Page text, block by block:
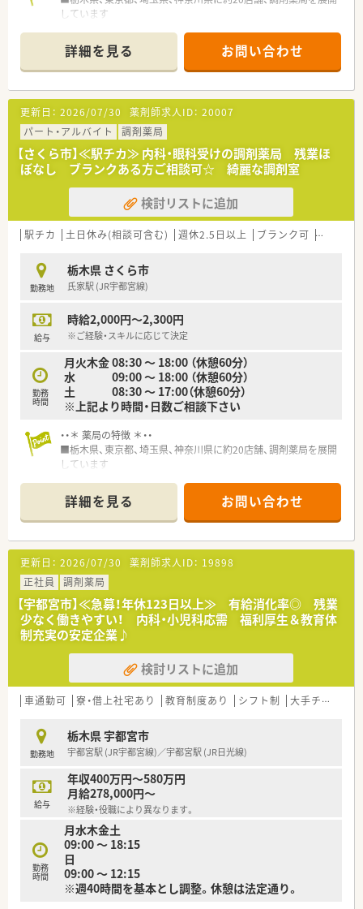
しています
ー、グループホーム、
居宅介護支援センター、福祉用具貸与等の事業も運営していま
す。
詳細を見る お問い合わせ
更新日： 2026/07/30 薬剤師求人ID： 20007
パート・アルバイト
調剤薬局
【さくら市】≪駅チカ≫ 内科・眼科受けの調剤薬局 残業ほ
ぼなし ブランクある方ご相談可☆ 綺麗な調剤室
検討リストに追加
駅チカ 土日休み(相談可含む) 週休2.5日以上 ブランク可 残業な
勤務地
栃木県 さくら市
氏家駅 (JR宇都宮線)
給与
時給2,000円～2,300円
※ご経験・スキルに応じて決定
勤務
時間
月火木金 08:30 ～ 18:00 （休憩60分）
水 09:00 ～ 18:00 （休憩60分）
土 08:30 ～ 17:00（休憩60分）
※上記より時間・日数ご相談下さい
・・＊ 薬局の特徴 ＊・・
■栃木県、東京都、埼玉県、神奈川県に約20店舗、調剤薬局を展開
しています
ー、グループホーム、
居宅介護支援センター、福祉用具貸与等の事業も運営していま
す
■会社独自の教育システムも用意されていて、ご経験をさらにブ
ラッシュアップできます
詳細を見る お問い合わせ
更新日： 2026/07/30 薬剤師求人ID： 19898
正社員
調剤薬局
【宇都宮市】≪急募！年休123日以上≫ 有給消化率◎ 残業
少なく働きやすい！ 内科・小児科応需 福利厚生＆教育体
制充実の安定企業♪
検討リストに追加
車通勤可 寮・借上社宅あり 教育制度あり シフト制 大手チェーン以外
勤務地
栃木県 宇都宮市
宇都宮駅 (JR宇都宮線)／宇都宮駅 (JR日光線)
給与
年収400万円～580万円
月給278,000円～
※経験・役職により異なります。
勤務
時間
月水木金土
09:00 ～ 18:15
日
09:00 ～ 12:15
※週40時間を基本とし調整。休憩は法定通り。